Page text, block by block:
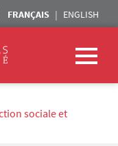
FRANÇAIS ENGLISH
sociale et